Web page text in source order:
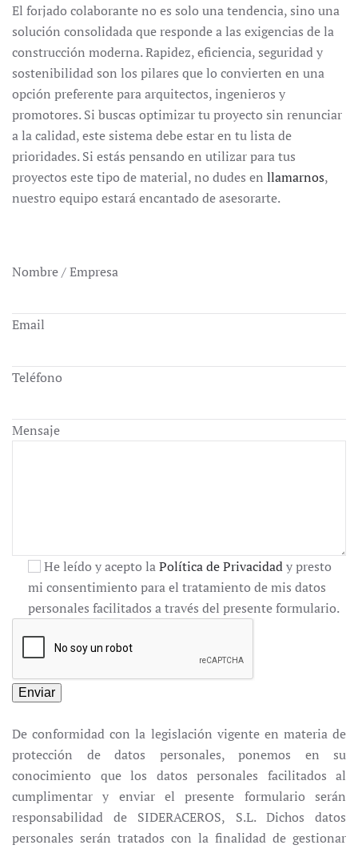
El forjado colaborante no es solo una tendencia, sino una
solución consolidada que responde a las exigencias de la
construcción moderna. Rapidez, eficiencia, seguridad y
sostenibilidad son los pilares que lo convierten en una
opción preferente para arquitectos, ingenieros y
promotores. Si buscas optimizar tu proyecto sin renunciar
a la calidad, este sistema debe estar en tu lista de
prioridades. Si estás pensando en utilizar para tus
proyectos este tipo de material, no dudes en llamarnos,
nuestro equipo estará encantado de asesorarte.
Nombre / Empresa
Email
Teléfono
Mensaje
He leído y acepto laPolítica de Privacidady presto
mi consentimiento para el tratamiento de mis datos
personales facilitados a través del presente formulario.
Enviar
De conformidad con la legislación vigente en materia de
protección de datos personales, ponemos en su
conocimiento que los datos personales facilitados al
cumplimentar y enviar el presente formulario serán
responsabilidad de SIDERACEROS, S.L. Dichos datos
personales serán tratados con la finalidad de gestionar